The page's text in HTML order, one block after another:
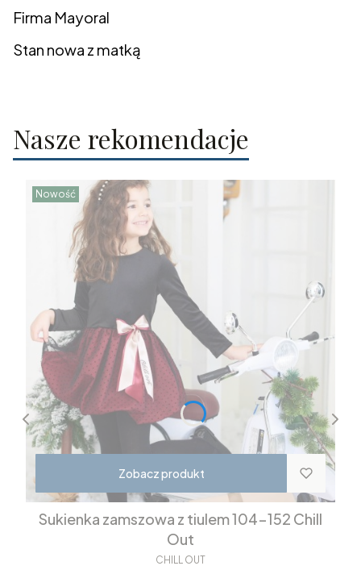
Firma Mayoral
Stan nowa z matką
Nasze rekomendacje
Nowość
Zobacz produkt
Sukienka zamszowa z tiulem 104-152 Chill
Out
CHILL OUT